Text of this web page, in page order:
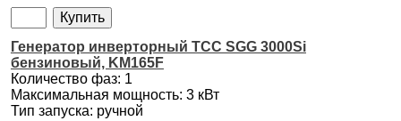
Генератор инверторный ТСС SGG 3000Si
бензиновый, KM165F
Количество фаз: 1
Максимальная мощность: 3 кВт
Тип запуска: ручной